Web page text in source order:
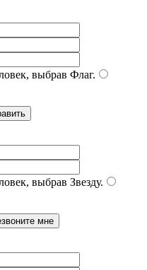
выбрав Флаг.
выбрав Звезду.